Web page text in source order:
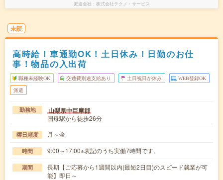
派遣会社 株式会社テクノ・サービス
未読
高時給！車通勤OK！土日休み！日勤のお仕
事！物品の入出荷
職種未経験OK 交通費別途支給あり 土日祝日が休み WEB登録OK
派遣
勤務地 山梨県中巨摩郡
国母駅から徒歩26分
曜日頻度 月～金
時間 9:00～17:00※表記のうち実働7時間です。
期間
長期【ご応募から1週間以内(最短2日目)のスピード就業が可
能】即日～